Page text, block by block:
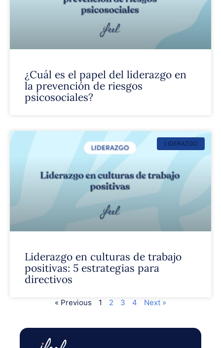
¿Cuál es el papel del liderazgo en
la prevención de riesgos
psicosociales?
LIDERAZGO
Liderazgo en culturas de trabajo
positivas: 5 estrategias para
directivos
« Previous 1 2 3 4 Next »